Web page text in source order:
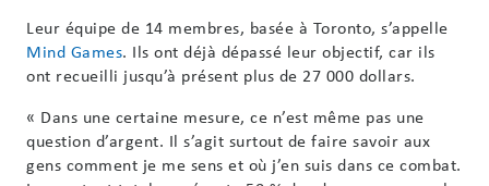
Leur équipe de 14 membres, basée à Toronto, s’appelle
Mind Games. Ils ont déjà dépassé leur objectif, car ils
ont recueilli jusqu’à présent plus de 27 000 dollars.
« Dans une certaine mesure, ce n’est même pas une
question d’argent. Il s’agit surtout de faire savoir aux
gens comment je me sens et où j’en suis dans ce combat.